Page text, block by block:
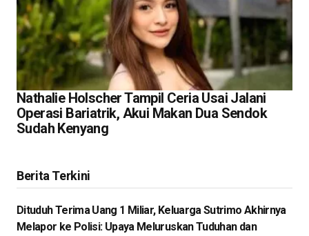
Nathalie Holscher Tampil Ceria Usai Jalani
Operasi Bariatrik, Akui Makan Dua Sendok
Sudah Kenyang
Berita Terkini
Dituduh Terima Uang 1 Miliar, Keluarga Sutrimo Akhirnya
Melapor ke Polisi: Upaya Meluruskan Tuduhan dan